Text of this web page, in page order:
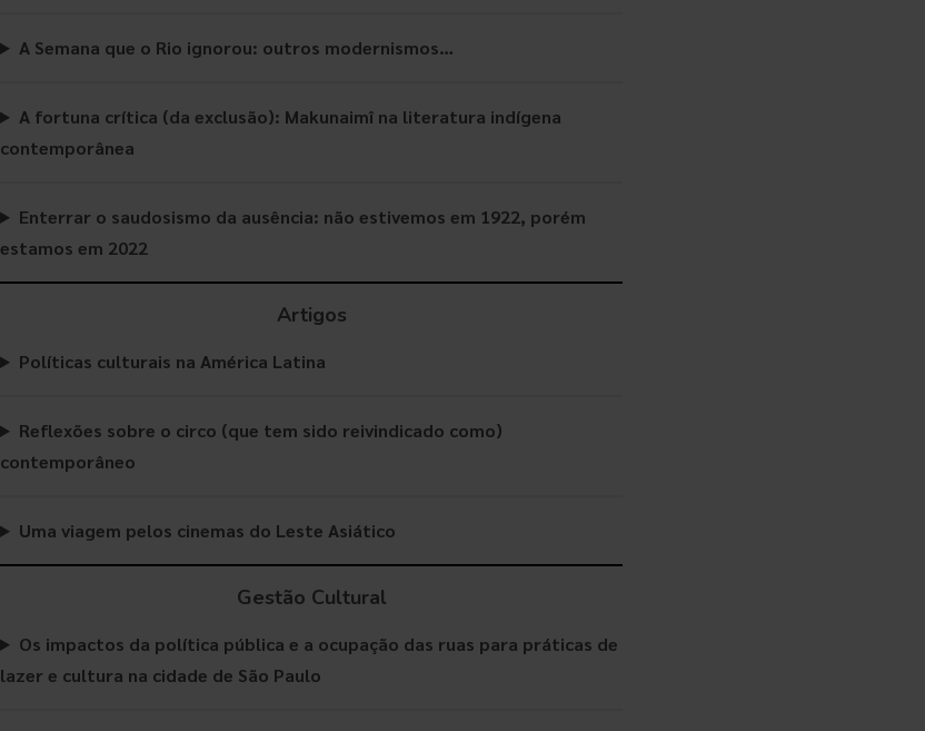
A Semana que o Rio ignorou: outros modernismos…
A fortuna crítica (da exclusão): Makunaimî na literatura indígena
contemporânea
Enterrar o saudosismo da ausência: não estivemos em 1922, porém
estamos em 2022
Artigos
Políticas culturais na América Latina
Reflexões sobre o circo (que tem sido reivindicado como)
contemporâneo
Uma viagem pelos cinemas do Leste Asiático
Gestão Cultural
Os impactos da política pública e a ocupação das ruas para práticas de
lazer e cultura na cidade de São Paulo